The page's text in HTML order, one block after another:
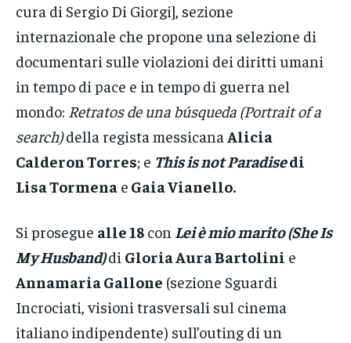
cura di Sergio Di Giorgi], sezione
internazionale che propone una selezione di
documentari sulle violazioni dei diritti umani
in tempo di pace e in tempo di guerra nel
mondo: Retratos de una búsqueda (Portrait of a
search)della regista messicana Alicia
Calderon Torres; e This is not Paradisedi
Lisa Tormena e Gaia Vianello.
Si prosegue alle 18 con Lei è mio marito (She Is
My Husband)di Gloria Aura Bartolini e
Annamaria Gallone (sezione Sguardi
Incrociati, visioni trasversali sul cinema
italiano indipendente) sull’outing di un